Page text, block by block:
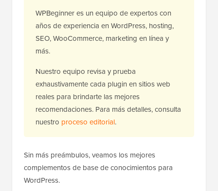
WPBeginner es un equipo de expertos con
años de experiencia en WordPress, hosting,
SEO, WooCommerce, marketing en línea y
más.
Nuestro equipo revisa y prueba
exhaustivamente cada plugin en sitios web
reales para brindarte las mejores
recomendaciones. Para más detalles, consulta
nuestro proceso editorial.
Sin más preámbulos, veamos los mejores
complementos de base de conocimientos para
WordPress.